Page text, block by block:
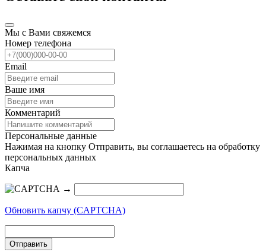
Мы с Вами свяжемся
Номер телефона
Email
Ваше имя
Комментарий
Персональные данные
Нажимая на кнопку Отправить, вы соглашаетесь на обработку
персональных данных
Капча
→
Обновить капчу (CAPTCHA)
Отправить